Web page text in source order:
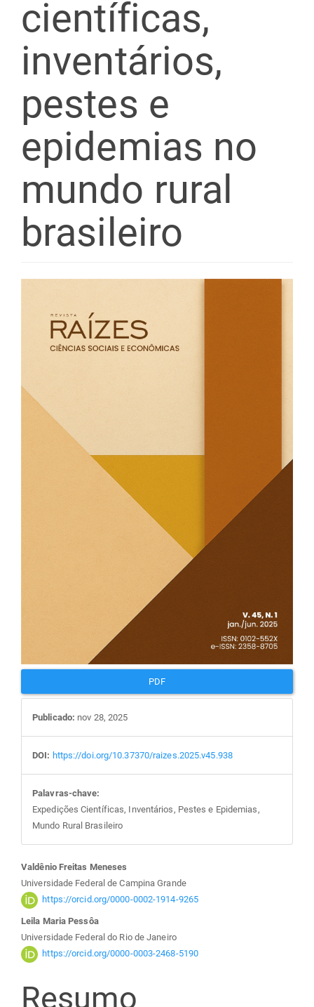
científicas,
inventários,
pestes e
epidemias no
mundo rural
brasileiro
lateral
de
artigos
PDF
Publicado: nov 28, 2025
DOI: https://doi.org/10.37370/raizes.2025.v45.938
Palavras-chave:
Expedições Científicas, Inventários, Pestes e Epidemias,
Mundo Rural Brasileiro
Conteúdo
do
artigo
principal
Valdênio Freitas Meneses
Universidade Federal de Campina Grande
https://orcid.org/0000-0002-1914-9265
Leila Maria Pessôa
Universidade Federal do Rio de Janeiro
https://orcid.org/0000-0003-2468-5190
Resumo